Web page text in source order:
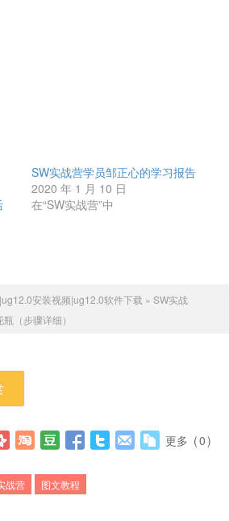
SW实战营学员邹正心的学习报告
2020 年 1 月 10 日
在“SW实战营”中
安装视频|ug12.0软件下载 » SW实战
（步骤详细）
更多 (0)
战营 图文教程